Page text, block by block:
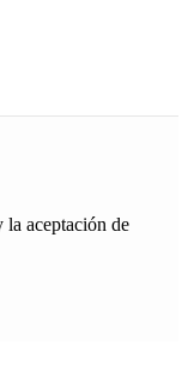
la aceptación de